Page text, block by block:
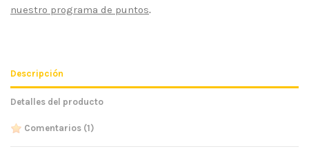
nuestro programa de puntos.
Descripción
Detalles del producto
Comentarios (1)